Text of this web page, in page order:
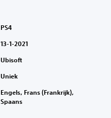
PS4
13-1-2021
Ubisoft
Uniek
Engels, Frans (Frankrijk),
Spaans